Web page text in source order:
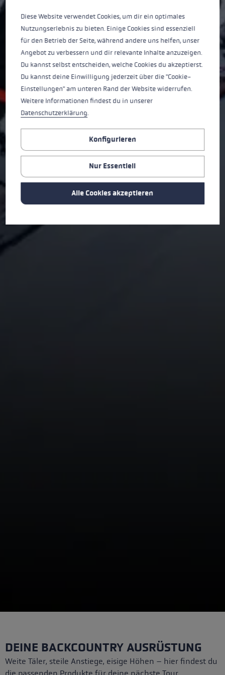
BERNINA FX CARBON
Leicht, faltbar, vielseitig – und alles andere als gewöhnlich.
JETZT KAUFEN ➞
DEINE BACKCOUNTRY AUSRÜSTUNG
Weite Täler, steile Anstiege, eisige Höhen – hier findest du
Diese Website verwendet Cookies, um dir ein optimales
Nutzungserlebnis zu bieten. Einige Cookies sind essenziell
für den Betrieb der Seite, während andere uns helfen, unser
Angebot zu verbessern und dir relevante Inhalte anzuzeigen.
Du kannst selbst entscheiden, welche Cookies du akzeptierst.
Du kannst deine Einwilligung jederzeit über die "Cookie-
Einstellungen" am unteren Rand der Website widerrufen.
Weitere Informationen findest du in unserer
Datenschutzerklärung.
Konfigurieren
Nur Essentiell
Alle Cookies akzeptieren